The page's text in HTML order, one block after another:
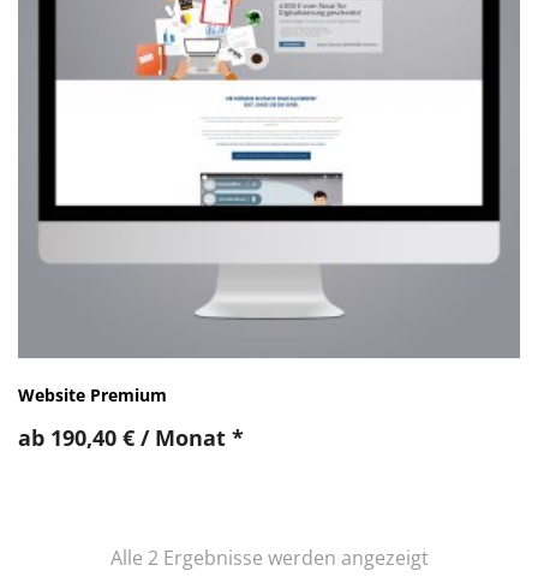
Website Premium
ab 190,40 € / Monat *
Alle 2 Ergebnisse werden angezeigtNach